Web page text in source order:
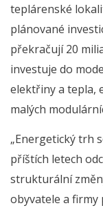
teplárenské
plánované
překračují 20
investuje do
elektřiny a tepla,
malých
„Energetický trh
příštích letech
strukturální
obyvatele a firmy